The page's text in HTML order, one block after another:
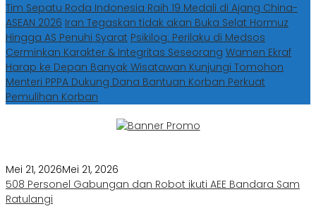
Tim Sepatu Roda Indonesia Raih 19 Medali di Ajang China-
ASEAN 2026 Iran Tegaskan tidak akan Buka Selat Hormuz
Hingga AS Penuhi Syarat Psikilog: Perilaku di Medsos
Cerminkan Karakter & Integritas Seseorang Wamen Ekraf
Harap ke Depan Banyak Wisatawan Kunjungi Tomohon
Menteri PPPA Dukung Dana Bantuan Korban Perkuat
Pemulihan Korban
Mei 21, 2026Mei 21, 2026
508 Personel Gabungan dan Robot ikuti AEE Bandara Sam
Ratulangi